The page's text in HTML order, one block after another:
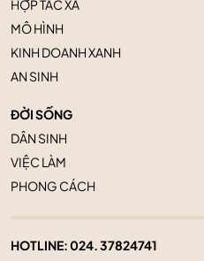
HỢP TÁC XÃ
MÔ HÌNH
KINH DOANH XANH
AN SINH
ĐỜI SỐNG
DÂN SINH
VIỆC LÀM
PHONG CÁCH
HOTLINE:024. 37824741